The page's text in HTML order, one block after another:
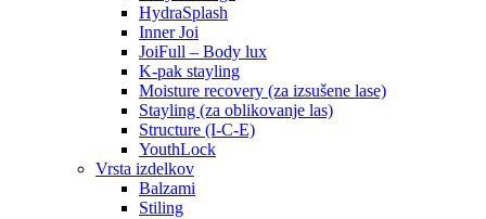
HydraSplash
Inner Joi
JoiFull – Body lux
K-pak stayling
Moisture recovery (za izsušene lase)
Stayling (za oblikovanje las)
Structure (I-C-E)
YouthLock
Vrsta izdelkov
Balzami
Stiling